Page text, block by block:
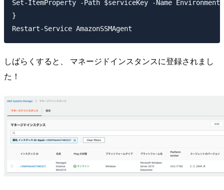
Set-ItemProperty -Path $serviceKey -Name
}
しばらくすると、 マネージドインスタンスに登録されまし
た！